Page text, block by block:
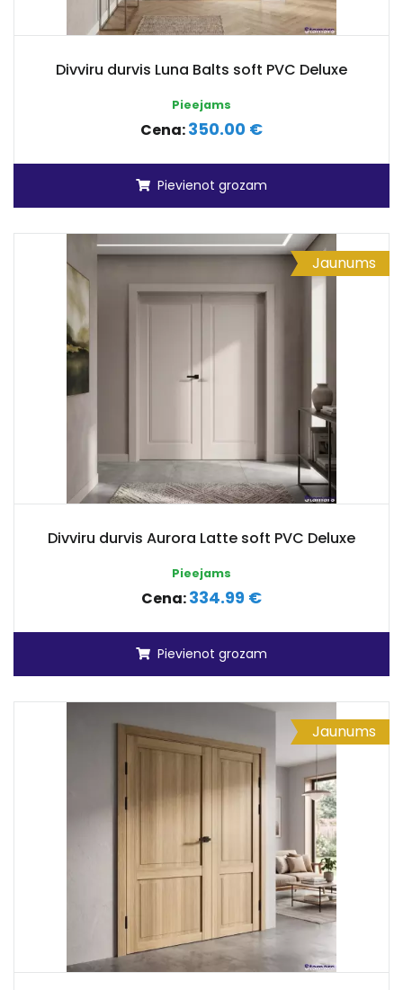
Divviru durvis Luna Balts soft PVC Deluxe
Pieejams
Cena:350.00 €
Pievienot grozam
Jaunums
Divviru durvis Aurora Latte soft PVC Deluxe
Pieejams
Cena:334.99 €
Pievienot grozam
Jaunums